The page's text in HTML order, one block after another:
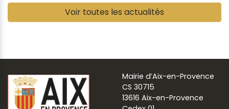
Voir toutes les actualités
Mairie d’Aix-en-Provence
CS 30715
13616 Aix-en-Provence